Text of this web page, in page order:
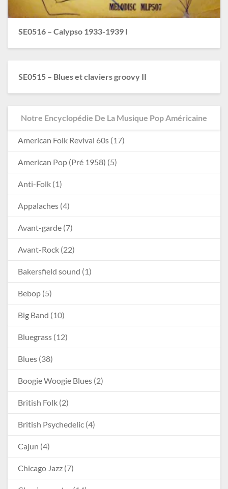
SE0516 – Calypso 1933-1939 I
SE0515 – Blues et claviers groovy II
Notre Encyclopédie De La Musique Pop Américaine
American Folk Revival 60s (17)
American Pop (Pré 1958) (5)
Anti-Folk (1)
Appalaches (4)
Avant-garde (7)
Avant-Rock (22)
Bakersfield sound (1)
Bebop (5)
Big Band (10)
Bluegrass (12)
Blues (38)
Boogie Woogie Blues (2)
British Folk (2)
British Psychedelic (4)
Cajun (4)
Chicago Jazz (7)